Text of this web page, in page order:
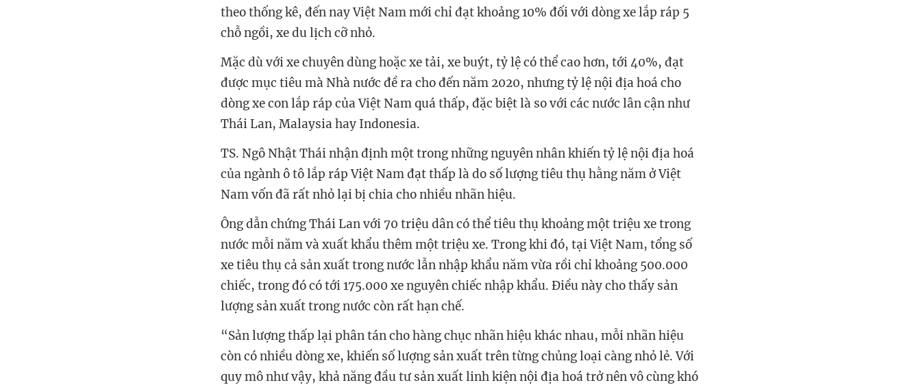
theo thống kê, đến nay Việt Nam mới chỉ đạt khoảng 10% đối với dòng xe lắp ráp 5
chỗ ngồi, xe du lịch cỡ nhỏ.
Mặc dù với xe chuyên dùng hoặc xe tải, xe buýt, tỷ lệ có thể cao hơn, tới 40%, đạt
được mục tiêu mà Nhà nước đề ra cho đến năm 2020, nhưng tỷ lệ nội địa hoá cho
dòng xe con lắp ráp của Việt Nam quá thấp, đặc biệt là so với các nước lân cận như
Thái Lan, Malaysia hay Indonesia.
TS. Ngô Nhật Thái nhận định một trong những nguyên nhân khiến tỷ lệ nội địa hoá
của ngành ô tô lắp ráp Việt Nam đạt thấp là do số lượng tiêu thụ hằng năm ở Việt
Nam vốn đã rất nhỏ lại bị chia cho nhiều nhãn hiệu.
Ông dẫn chứng Thái Lan với 70 triệu dân có thể tiêu thụ khoảng một triệu xe trong
nước mỗi năm và xuất khẩu thêm một triệu xe. Trong khi đó, tại Việt Nam, tổng số
xe tiêu thụ cả sản xuất trong nước lẫn nhập khẩu năm vừa rồi chỉ khoảng 500.000
chiếc, trong đó có tới 175.000 xe nguyên chiếc nhập khẩu. Điều này cho thấy sản
lượng sản xuất trong nước còn rất hạn chế.
“Sản lượng thấp lại phân tán cho hàng chục nhãn hiệu khác nhau, mỗi nhãn hiệu
còn có nhiều dòng xe, khiến số lượng sản xuất trên từng chủng loại càng nhỏ lẻ. Với
quy mô như vậy, khả năng đầu tư sản xuất linh kiện nội địa hoá trở nên vô cùng khó